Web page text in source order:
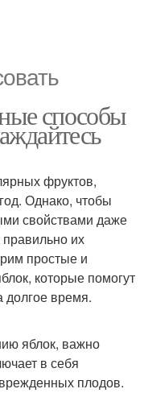
способы
фруктов,
Однако, чтобы
свойствами даже
их
простые и
которые помогут
долгое время.
яблок, важно
в себя
плодов.